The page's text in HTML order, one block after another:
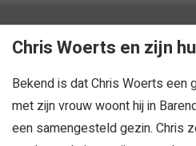
Chris Woerts en zijn
Bekend is dat Chris Woerts een
met zijn vrouw woont hij in
een samengesteld gezin. Chris